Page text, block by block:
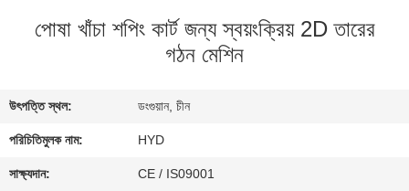
যোগাযোগ
করুন
পোষা খাঁচা শপিং কার্ট জন্য স্বয়ংক্রিয় 2D তারের
গঠন মেশিন
উৎপত্তি স্থল: ডংগুয়ান, চীন
পরিচিতিমুলক নাম: HYD
সাক্ষ্যদান: CE / IS09001